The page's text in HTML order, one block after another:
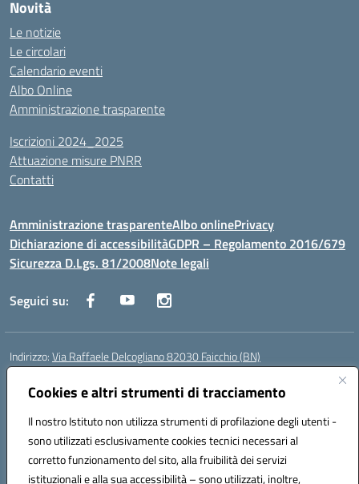
Cookies e altri strumenti di tracciamento
Il nostro Istituto non utilizza strumenti di profilazione degli utenti -
sono utilizzati esclusivamente cookies tecnici necessari al
corretto funzionamento del sito, alla fruibilità dei servizi
istituzionali e alla sua accessibilità – sono utilizzati, inoltre,
Novità
Le notizie
Le circolari
Calendario eventi
Albo Online
Amministrazione trasparente
Iscrizioni 2024_2025
Attuazione misure PNRR
Contatti
Amministrazione trasparenteAlbo onlinePrivacy
Dichiarazione di accessibilitàGDPR – Regolamento 2016/679
Sicurezza D.Lgs. 81/2008Note legali
Seguici su:
Indirizzo:Via Raffaele Delcogliano 82030 Faicchio (BN)
Centralino:
Posta elettronica certificata (PEC):bnis02300v@pec.istruzione.it
Codice fiscale: 90003320620
Codice meccanografico:BNIS02300V
Codice Indice delle Pubbliche Amministrazioni (IPA): istsc_bnis02300v
Codice unico di fatturazione (CUF): UFQEG8